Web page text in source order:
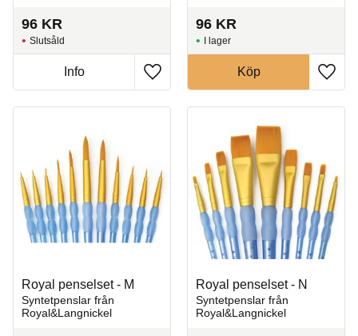
96 KR
Lägg till i favoriter
Slutsåld
Info
96 KR
Lägg
I lager
Köp
Royal penselset - M
Syntetpenslar från
Royal&Langnickel
Royal penselset - N
Syntetpenslar från
Royal&Langnickel